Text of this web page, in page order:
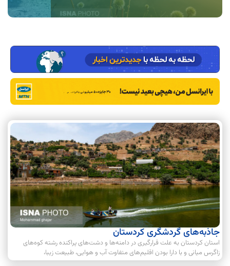
جاذبه‌های گردشگری کردستان
استان کردستان به علت قرارگیری در دامنه‌ها و دشت‌های پراکنده رشته کوه‌های
زاگرس میانی و با دارا بودن اقلیم‌های متفاوت آب و هوایی، طبیعت زیبا،